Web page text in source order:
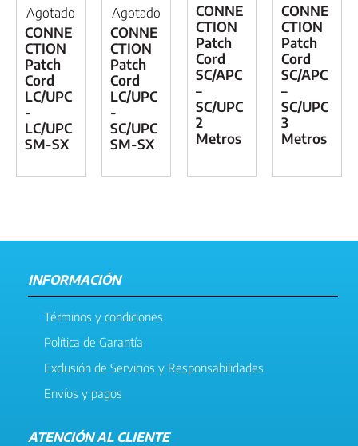
Agotado
CONNE
CTION
Patch
Cord
LC/UPC
-
LC/UPC
SM-SX
Agotado
CONNE
CTION
Patch
Cord
LC/UPC
-
SC/UPC
SM-SX
CONNE
CTION
Patch
Cord
SC/APC
–
SC/UPC
2
Metros
CONNE
CTION
Patch
Cord
SC/APC
–
SC/UPC
3
Metros
INFORMACIÓN
Términos y condiciones
Política de Garantía
Exclusión de Servicios y Responsabilidades
Envíos y pagos
ATENCIÓN AL CLIENTE